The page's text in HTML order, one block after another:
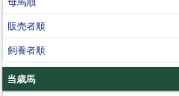
販売者順
飼養者順
当歳馬